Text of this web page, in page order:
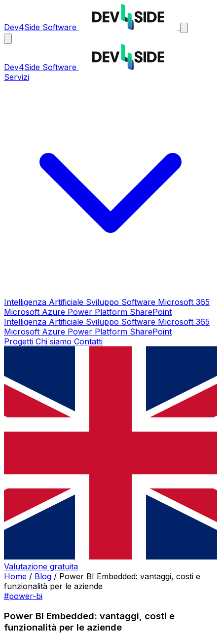
Dev4Side Software
Dev4Side Software
Servizi
Intelligenza Artificiale Sviluppo Software Microsoft 365
Microsoft Azure Power Platform SharePoint
Intelligenza Artificiale Sviluppo Software Microsoft 365
Microsoft Azure Power Platform SharePoint
Progetti Chi siamo Contatti
Valutazione gratuita
Home / Blog / Power BI Embedded: vantaggi, costi e
funzionalità per le aziende
#power-bi
Power BI Embedded: vantaggi, costi e
funzionalità per le aziende